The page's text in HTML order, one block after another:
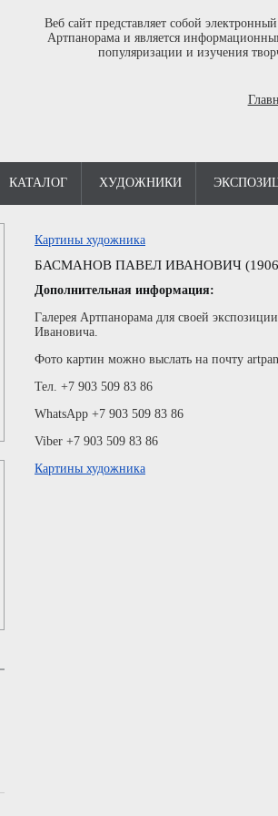
Веб сайт представляет собой
Артпанорама и является
популяризации и изучения
КАТАЛОГ ХУДОЖНИКИ
Картины художника
БАСМАНОВ ПАВЕЛ ИВАНОВИЧ (1906
Дополнительная информация:
Галерея Артпанорама для своей
Ивановича.
Фото картин можно выслать на почту
Тел. +7 903 509 83 86
WhatsApp +7 903 509 83 86
Viber +7 903 509 83 86
Картины художника